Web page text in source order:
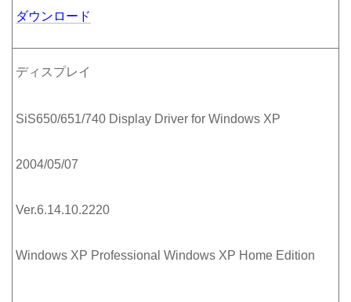
ダウンロード
ディスプレイ
SiS650/651/740 Display Driver for Windows XP
2004/05/07
Ver.6.14.10.2220
Windows XP Professional Windows XP Home Edition